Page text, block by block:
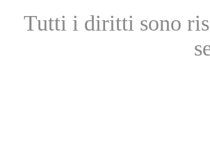
Tutti i diritti sono